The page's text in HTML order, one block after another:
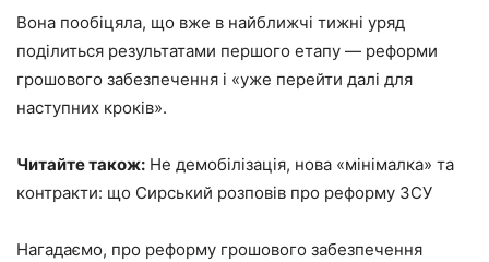
Вона пообіцяла, що вже в найближчі тижні уряд
поділиться результатами першого етапу — реформи
грошового забезпечення і «уже перейти далі для
наступних кроків».
Читайте також: Не демобілізація, нова «мінімалка» та
контракти: що Сирський розповів про реформу ЗСУ
Нагадаємо, про реформу грошового забезпечення